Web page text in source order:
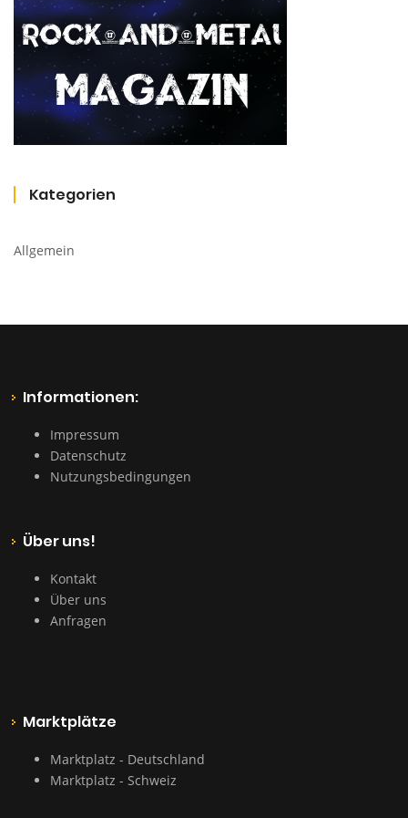
Kategorien
Allgemein
Informationen:
Impressum
Datenschutz
Nutzungsbedingungen
Über uns!
Kontakt
Über uns
Anfragen
Marktplätze
Marktplatz - Deutschland
Marktplatz - Schweiz